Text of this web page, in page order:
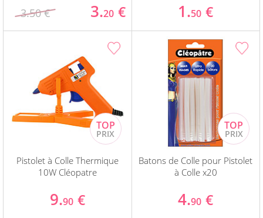
3.50 € 3.20 € 1.50 €
Pistolet à Colle Thermique
10W Cléopatre
9.90 €
Batons de Colle pour Pistolet
à Colle x20
4.90 €